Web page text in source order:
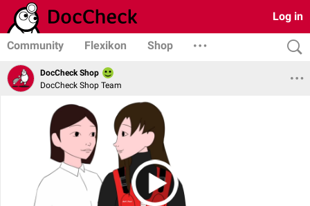
Log in
Community Flexikon Shop
DocCheck Shop
DocCheck Shop Team